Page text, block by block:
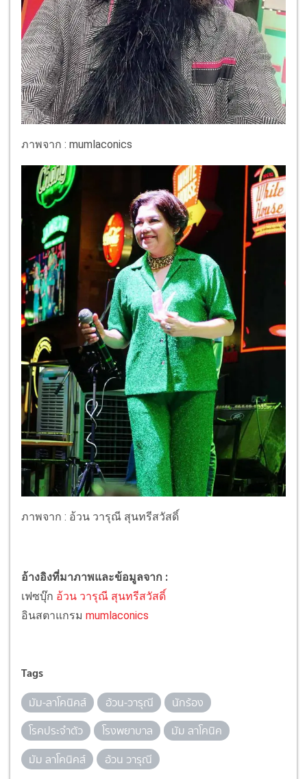
ภาพจาก : mumlaconics
ภาพจาก : อ้วน วารุณี สุนทรีสวัสดิ์
อ้างอิงที่มาภาพและข้อมูลจาก :
เฟซบุ๊ก อ้วน วารุณี สุนทรีสวัสดิ์
อินสตาแกรม mumlaconics
Tags
มัม-ลาโคนิคส์ อ้วน-วารุณี
นักร้อง
โรคประจำตัว
โรงพยาบาล
มัม ลาโคนิค
มัม ลาโคนิคส์
อ้วน วารุณี